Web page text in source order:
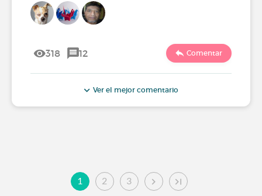
318 12 Comentar
Ver el mejor comentario
1 2 3